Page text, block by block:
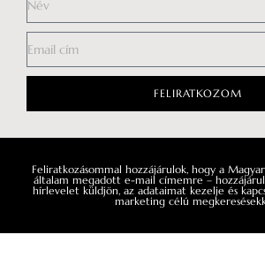
Általános Szerződési
Facebook
FELIRATKOZOM
Feliratkozásommal hozzájárulok, hogy a
általam megadott e-mail címemre –
hírlevelet küldjön, az adataimat kezelje és
marketing célú